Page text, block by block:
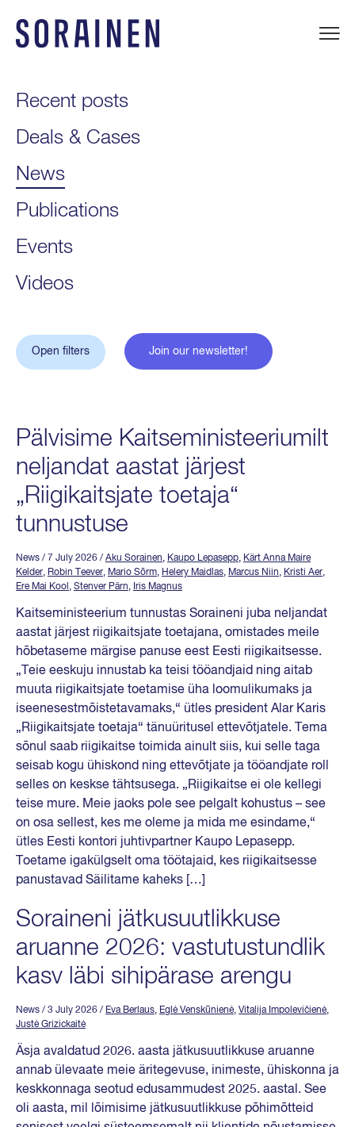
content
Recent posts
Deals & Cases
News
Publications
Events
Videos
Pälvisime Kaitseministeeriumilt
neljandat aastat järjest
„Riigikaitsjate toetaja“
tunnustuse
News / 7 July 2026 / Aku Sorainen, Kaupo Lepasepp, Kärt Anna Maire
Kelder, Robin Teever, Mario Sõrm, Helery Maidlas, Marcus Niin, Kristi Aer,
Ere Mai Kool , Stenver Pärn, Iris Magnus
Kaitseministeerium tunnustas Soraineni juba neljandat
aastat järjest riigikaitsjate toetajana, omistades meile
hõbetaseme märgise panuse eest Eesti riigikaitsesse.
„Teie eeskuju innustab ka teisi tööandjaid ning aitab
muuta riigikaitsjate toetamise üha loomulikumaks ja
iseenesestmõistetavamaks,“ ütles president Alar Karis
„Riigikaitsjate toetaja“ tänuüritusel ettevõtjatele. Tema
sõnul saab riigikaitse toimida ainult siis, kui selle taga
seisab kogu ühiskond ning ettevõtjate ja tööandjate roll
selles on keskse tähtsusega. „Riigikaitse ei ole kellegi
teise mure. Meie jaoks pole see pelgalt kohustus – see
on osa sellest, kes me oleme ja mida me esindame,“
ütles Eesti kontori juhtivpartner Kaupo Lepasepp.
Toetame igakülgselt oma töötajaid, kes riigikaitsesse
panustavad Säilitame kaheks […]
Soraineni jätkusuutlikkuse
aruanne 2026: vastutustundlik
kasv läbi sihipärase arengu
News / 3 July 2026 / Eva Berlaus, Eglė Venskūnienė, Vitalija Impolevičienė,
Justė Grizickaitė
Äsja avaldatud 2026. aasta jätkusuutlikkuse aruanne
annab ülevaate meie äritegevuse, inimeste, ühiskonna ja
keskkonnaga seotud edusammudest 2025. aastal. See
oli aasta, mil lõimisime jätkusuutlikkuse põhimõtteid
Open filters Join our newsletter!